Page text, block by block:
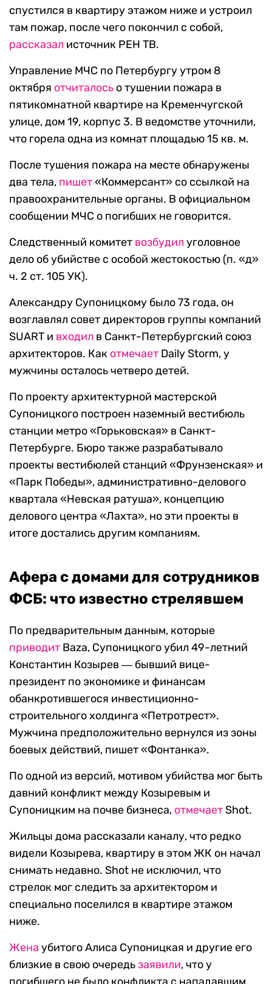
спустился в квартиру этажом ниже и устроил
там пожар, после чего покончил с собой,
рассказал источник РЕН ТВ.
Управление МЧС по Петербургу утром 8
октября отчиталось о тушении пожара в
пятикомнатной квартире на Кременчугской
улице, дом 19, корпус 3. В ведомстве уточнили,
что горела одна из комнат площадью 15 кв. м.
После тушения пожара на месте обнаружены
два тела, пишет«Коммерсант» со ссылкой на
правоохранительные органы. В официальном
сообщении МЧС о погибших не говорится.
Следственный комитет возбудил уголовное
дело об убийстве с особой жестокостью (п. «д»
ч. 2 ст. 105 УК).
Александру Супоницкому было 73 года, он
возглавлял совет директоров группы компаний
SUART и входил в Санкт-Петербургский союз
архитекторов. Как отмечает Daily Storm, у
мужчины осталось четверо детей.
По проекту архитектурной мастерской
Супоницкого построен наземный вестибюль
станции метро «Горьковская» в Санкт-
Петербурге. Бюро также разрабатывало
проекты вестибюлей станций «Фрунзенская» и
«Парк Победы», административно-делового
квартала «Невская ратуша», концепцию
делового центра «Лахта», но эти проекты в
итоге достались другим компаниям.
Афера с домами для сотрудников
ФСБ: что известно стрелявшем
По предварительным данным, которые
приводит Baza, Супоницкого убил 49-летний
Константин Козырев ― бывший вице-
президент по экономике и финансам
обанкротившегося инвестиционно-
строительного холдинга «Петротрест».
Мужчина предположительно вернулся из зоны
боевых действий, пишет «Фонтанка».
По одной из версий, мотивом убийства мог быть
давний конфликт между Козыревым и
Супоницким на почве бизнеса, отмечаетShot.
Жильцы дома рассказали каналу, что редко
видели Козырева, квартиру в этом ЖК он начал
снимать недавно. Shot не исключил, что
стрелок мог следить за архитектором и
специально поселился в квартире этажом
ниже.
Жена убитого Алиса Супоницкая и другие его
близкие в свою очередьзаявили, что у